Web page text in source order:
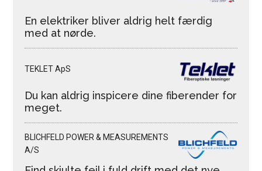
En elektriker bliver aldrig helt færdig
med at nørde.
TEKLET ApS
Du kan aldrig inspicere dine fiberender for
meget.
BLICHFELD POWER & MEASUREMENTS
A/S